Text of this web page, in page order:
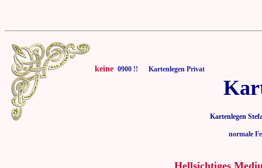
keine 0900 !! Kartenlegen Privat
Kartenlegen
normale